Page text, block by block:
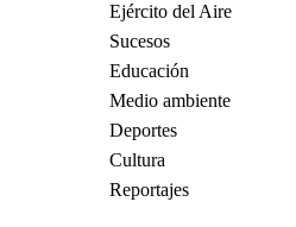
Ejército del Aire
Sucesos
Educación
Medio ambiente
Deportes
Cultura
Reportajes